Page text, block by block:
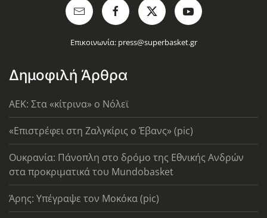
Επικοινωνία: press@superbasket.gr
Δημοφιλή Άρθρα
AEK: Στα «κίτρινα» ο Νόλεϊ
«Επιστρέφει στη Ζαλγκίρις ο Έβανς» (pic)
Ουκρανία: Πάνοπλη στο δρόμο της Εθνικής Ανδρών
στα προκριματικά του Mundobasket
Άρης: Υπέγραψε τον Μοκόκα (pic)